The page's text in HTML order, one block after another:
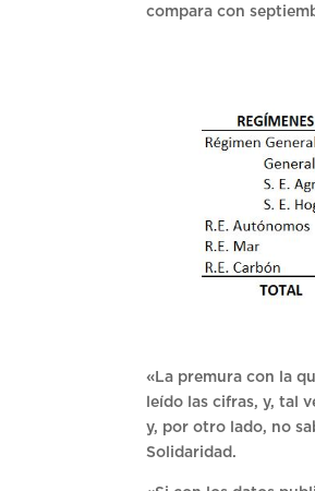
compara con
«La premura con la
leído las cifras, y, tal
y, por otro lado, no
Solidaridad.